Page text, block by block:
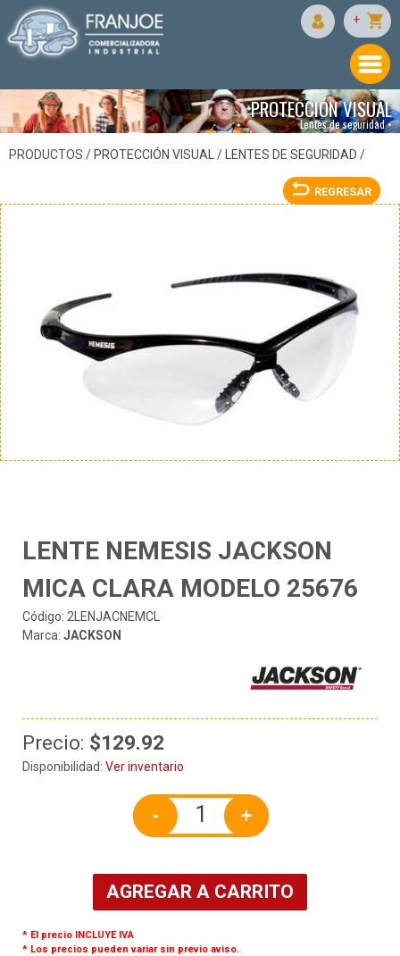
+
PROTECCIÓN VISUAL
Lentes de seguridad •
PRODUCTOS / PROTECCIÓN VISUAL / LENTES DE SEGURIDAD /
REGRESAR
LENTE NEMESIS JACKSON
MICA CLARA MODELO 25676
Código: 2LENJACNEMCL
Marca: JACKSON
Precio: $129.92
Disponibilidad: Ver inventario
- +
AGREGAR A CARRITO
* El precio INCLUYE IVA
* Los precios pueden variar sin previo aviso.